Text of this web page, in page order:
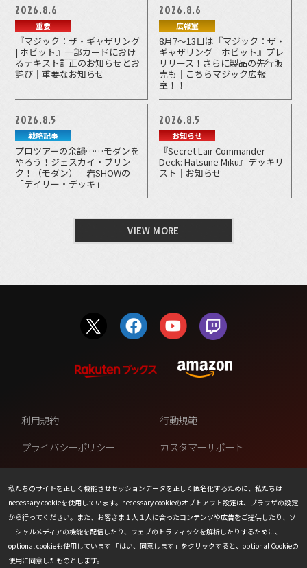
2026.8.6
重要
『マジック：ザ・ギャザリング
| ホビット』一部カードにおけ
るテキスト訂正のお知らせとお
詫び｜重要なお知らせ
2026.8.6
広報室
8月7～13日は『マジック：ザ・
ギャザリング｜ホビット』プレ
リリース！さらに製品の先行販
売も｜こちらマジック広報
室！！
2026.8.5
戦略記事
プロツアーの余韻……モダンを
やろう！ジェスカイ・ブリン
ク！（モダン）｜岩SHOWの
「デイリー・デッキ」
2026.8.5
お知らせ
『Secret Lair Commander
Deck: Hatsune Miku』デッキリ
スト｜お知らせ
VIEW MORE
私たちのサイトを正しく機能させセッションデータを正しく匿名化するために、私たちは
necessary cookieを使用しています。necessary cookieのオプトアウト設定は、ブラウザの設定
から行ってください。また、お客さま１人１人に合ったコンテンツや広告をご提供したり、ソ
ーシャルメディアの機能を配信したり、ウェブのトラフィックを解析したりするために、
optional cookieも使用しています 「はい、同意します」をクリックすると、optional Cookieの
使用に同意したものとします。
利用規約
行動規範
プライバシーポリシー
カスタマーサポート
ファンコンテンツ・ポリシー
個人情報の販売や共有を許可し
ない
COOKIE
プレスリリース
会社情報
お問い合わせ